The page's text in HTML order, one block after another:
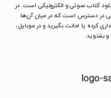
کتاب صوتی و الکترونیکی است. در
در دسترس است که در میان آن‌ها
کرده یا امانت بگیرید و در موبایل،
و بشنوید.